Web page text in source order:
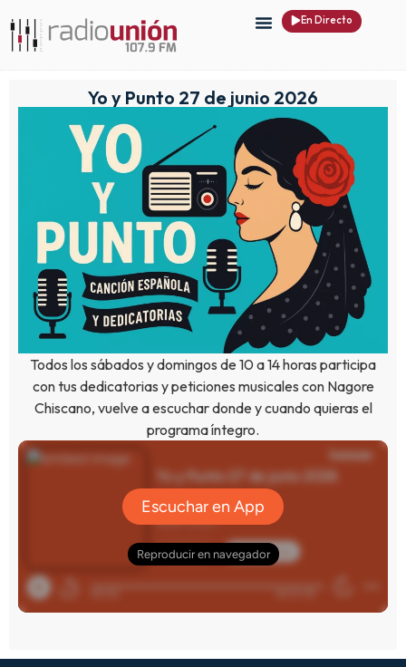
En Directo
Yo y Punto 27 de junio 2026
Todos los sábados y domingos de 10 a 14 horas participa
con tus dedicatorias y peticiones musicales con Nagore
Chiscano, vuelve a escuchar donde y cuando quieras el
programa íntegro.